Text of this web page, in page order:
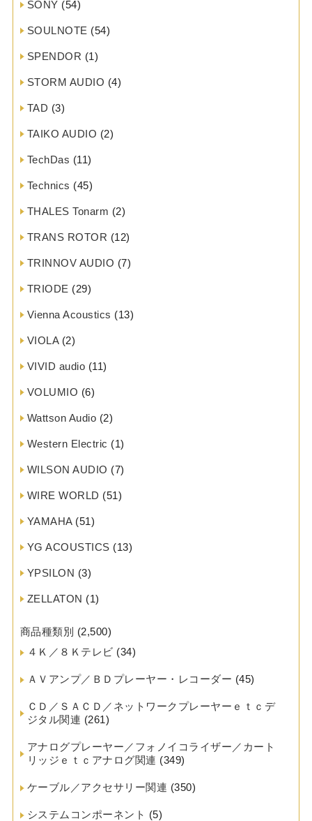
SONY (54)
SOULNOTE (54)
SPENDOR (1)
STORM AUDIO (4)
TAD (3)
TAIKO AUDIO (2)
TechDas (11)
Technics (45)
THALES Tonarm (2)
TRANS ROTOR (12)
TRINNOV AUDIO (7)
TRIODE (29)
Vienna Acoustics (13)
VIOLA(2)
VIVID audio (11)
VOLUMIO (6)
Wattson Audio (2)
Western Electric (1)
WILSON AUDIO (7)
WIRE WORLD (51)
YAMAHA(51)
YG ACOUSTICS (13)
YPSILON (3)
ZELLATON (1)
商品種類別 (2,500)
４Ｋ／８Ｋテレビ (34)
ＡＶアンプ／ＢＤプレーヤー・レコーダー (45)
ＣＤ／ＳＡＣＤ／ネットワークプレーヤーｅｔｃデ
ジタル関連 (261)
アナログプレーヤー／フォノイコライザー／カート
リッジｅｔｃアナログ関連 (349)
ケーブル／アクセサリー関連 (350)
システムコンポーネント (5)